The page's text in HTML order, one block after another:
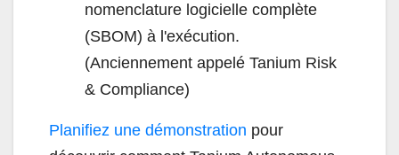
nomenclature logicielle complète
(SBOM) à l'exécution.
(Anciennement appelé Tanium Risk
& Compliance)
Planifiez une démonstration pour